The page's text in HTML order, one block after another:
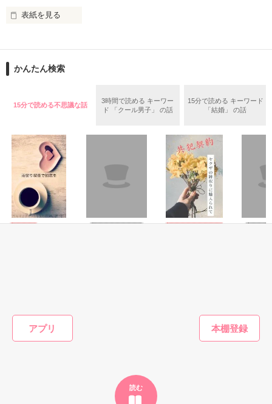
アプリ
読む
両親から虐待を受け感情を知らない女の子と
泣き方も、笑い方も、助けの求め方も、何も知らなかった。
でもみんなが教えてくれた。
表紙を見る
※表紙はフリー素材です。コンテスト用に既存作を改稿しまし
た。
かんたん検索
15分で読める不思議な話
3時間で読める キーワー
ド 「クール男子」 の話
15分で読める キーワード
「結婚」 の話
かんたん検索の条件を変える